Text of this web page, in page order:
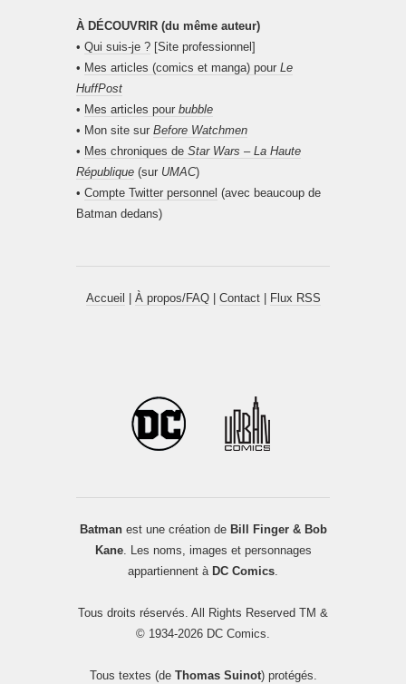
À DÉCOUVRIR (du même auteur)
• Qui suis-je ? [Site professionnel]
• Mes articles (comics et manga) pour Le
HuffPost
• Mes articles pour bubble
• Mon site sur Before Watchmen
• Mes chroniques de Star Wars – La Haute
République (sur UMAC)
• Compte Twitter personnel (avec beaucoup de
Batman dedans)
Accueil À propos/FAQ| Contact| Flux RSS
Batmanest une création de Bill Finger & Bob
Kane. Les noms, images et personnages
appartiennent à DC Comics.
Tous droits réservés. All Rights Reserved TM &
© 1934-2026 DC Comics.
Tous textes (de Thomas Suinot) protégés.